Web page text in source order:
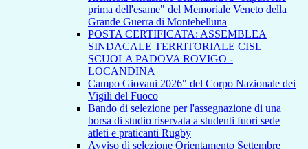
prima dell'esame" del Memoriale Veneto della
Grande Guerra di Montebelluna
POSTA CERTIFICATA: ASSEMBLEA
SINDACALE TERRITORIALE CISL
SCUOLA PADOVA ROVIGO -
LOCANDINA
Campo Giovani 2026" del Corpo Nazionale dei
Vigili del Fuoco
Bando di selezione per l'assegnazione di una
borsa di studio riservata a studenti fuori sede
atleti e praticanti Rugby
Avviso di selezione Orientamento Settembre